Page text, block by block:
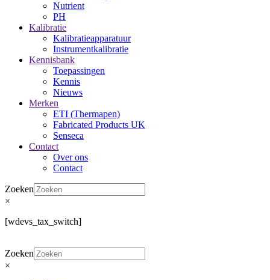
Nutrient
PH
Kalibratie
Kalibratieapparatuur
Instrumentkalibratie
Kennisbank
Toepassingen
Kennis
Nieuws
Merken
ETI (Thermapen)
Fabricated Products UK
Senseca
Contact
Over ons
Contact
Zoeken
×
[wdevs_tax_switch]
Zoeken
×